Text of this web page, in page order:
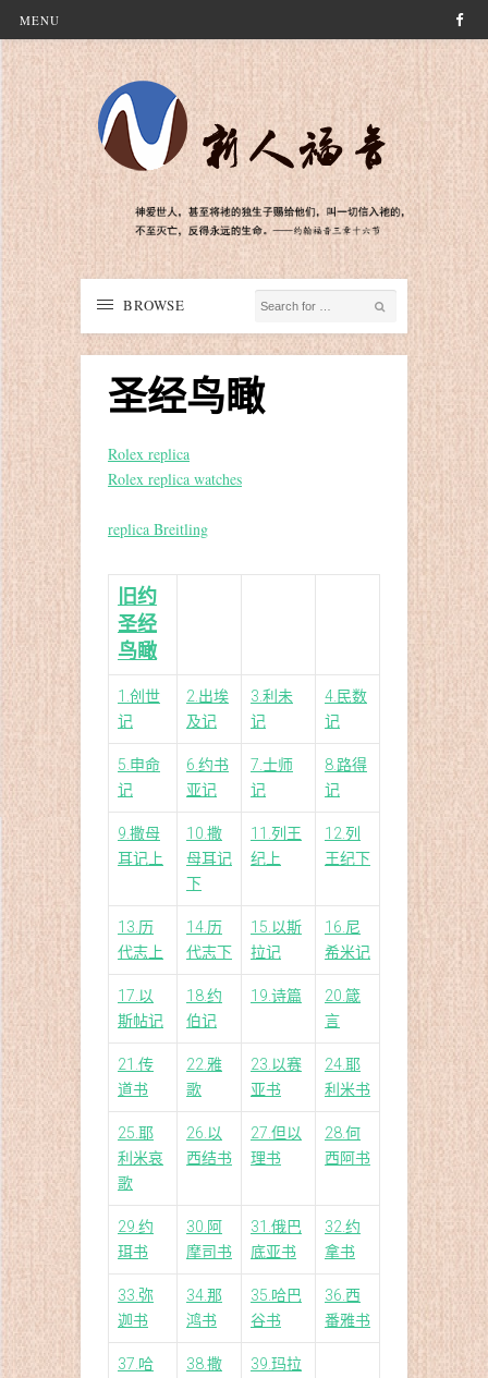
MENU
BROWSE
圣经鸟瞰
Rolex replica
Rolex replica watches
replica Breitling
旧约
圣经
鸟瞰
1.创世
记
2.出埃
及记
3.利未
记
4.民数
记
5.申命
记
6.约书
亚记
7.士师
记
8.路得
记
9.撒母
耳记上
10.撒
母耳记
下
11.列王
纪上
12.列
王纪下
13.历
代志上
14.历
代志下
15.以斯
拉记
16.尼
希米记
17.以
斯帖记
18.约
伯记
19.诗篇
20.箴
言
21.传
道书
22.雅
歌
23.以赛
亚书
24.耶
利米书
25.耶
利米哀
歌
26.以
西结书
27.但以
理书
28.何
西阿书
29.约
珥书
30.阿
摩司书
31.俄巴
底亚书
32.约
拿书
33.弥
迦书
34.那
鸿书
35.哈巴
谷书
36.西
番雅书
37.哈
38.撒
39.玛拉